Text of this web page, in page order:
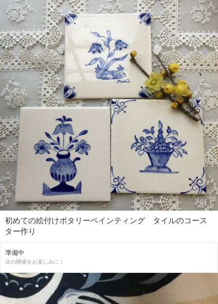
初めての絵付けポタリーペインティング タイルのコース
ター作り
準備中
次の開催をお楽しみに！